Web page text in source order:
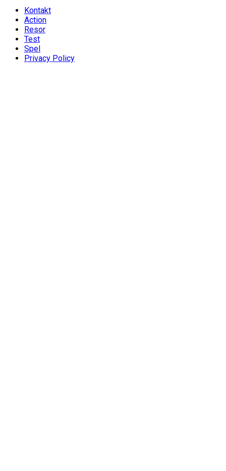
Kontakt
Action
Resor
Test
Spel
Privacy Policy